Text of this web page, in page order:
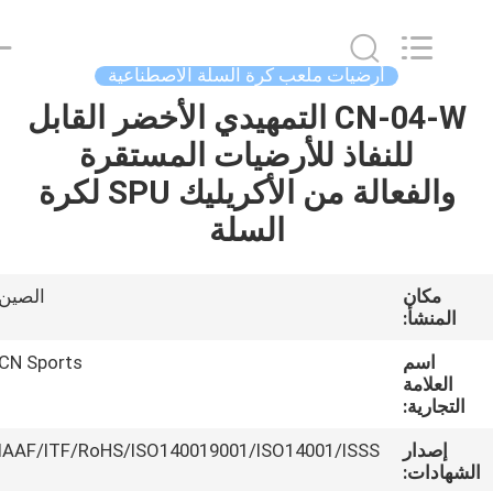
مسكن
منتجات
جولة
في
المعمل
Reserved.
أرضيات ملعب كرة السلة الاصطناعية
CN-04-W التمهيدي الأخضر القابل
للنفاذ للأرضيات المستقرة
والفعالة من الأكريليك SPU لكرة
السلة
مكان
المنشأ:
الصين
اسم
العلامة
التجارية:
CN Sports
إصدار
IAAF/ITF/RoHS/ISO140019001/ISO14001/ISSS